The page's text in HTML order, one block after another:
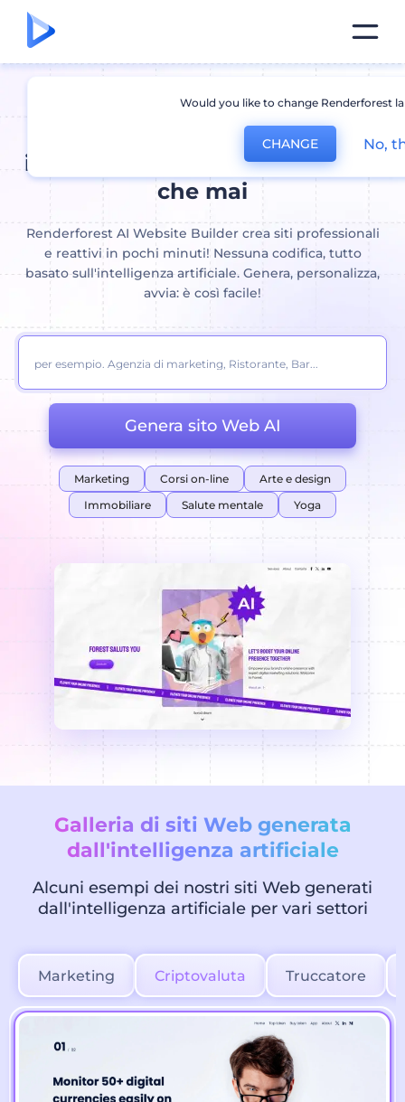
Costruttore di siti Web AI: Crea
il tuo sito web più velocemente
che mai
Renderforest AI Website Builder crea siti professionali
e reattivi in ​​pochi minuti! Nessuna codifica, tutto
basato sull'intelligenza artificiale. Genera, personalizza,
avvia: è così facile!
Genera sito Web AI
Marketing Corsi on-line
Arte e design
Immobiliare
Salute mentale Yoga
Galleria di siti Web generata
dall'intelligenza artificiale
Alcuni esempi dei nostri siti Web generati
dall'intelligenza artificiale per vari settori
Marketing Criptovaluta Truccatore
Would you like to change Renderforest
CHANGE No,